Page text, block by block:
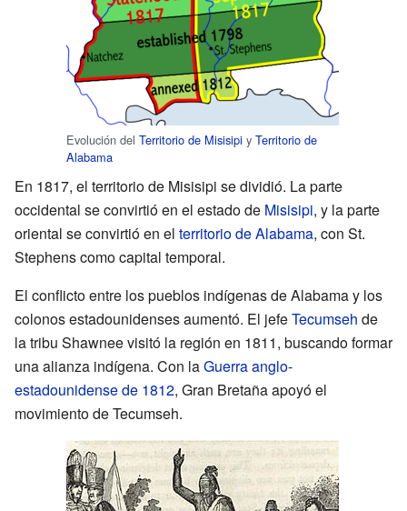
Evolución del Territorio de Misisipi y Territorio de
Alabama
En 1817, el territorio de Misisipi se dividió. La parte
occidental se convirtió en el estado de Misisipi, y la parte
oriental se convirtió en el territorio de Alabama, con St.
Stephens como capital temporal.
El conflicto entre los pueblos indígenas de Alabama y los
colonos estadounidenses aumentó. El jefeTecumseh de
la tribu Shawnee visitó la región en 1811, buscando formar
una alianza indígena. Con laGuerra anglo-
estadounidense de 1812, Gran Bretaña apoyó el
movimiento de Tecumseh.